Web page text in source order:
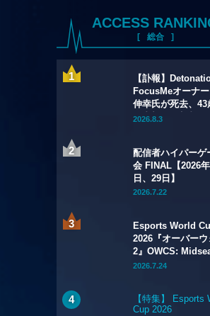
ACCESS
総合
【訃報】
FocusMeオーナ
伸幸氏が死去、
国内初の給与制eス
2026.8.3
配信者ハイパーゲ
会 FINAL【2026
日、29日】
2026.7.22
Esports World
2026『オーバーウ
2』OWCS:
Championship【
2026.7.24
【特集】 Esports
Cup 2026